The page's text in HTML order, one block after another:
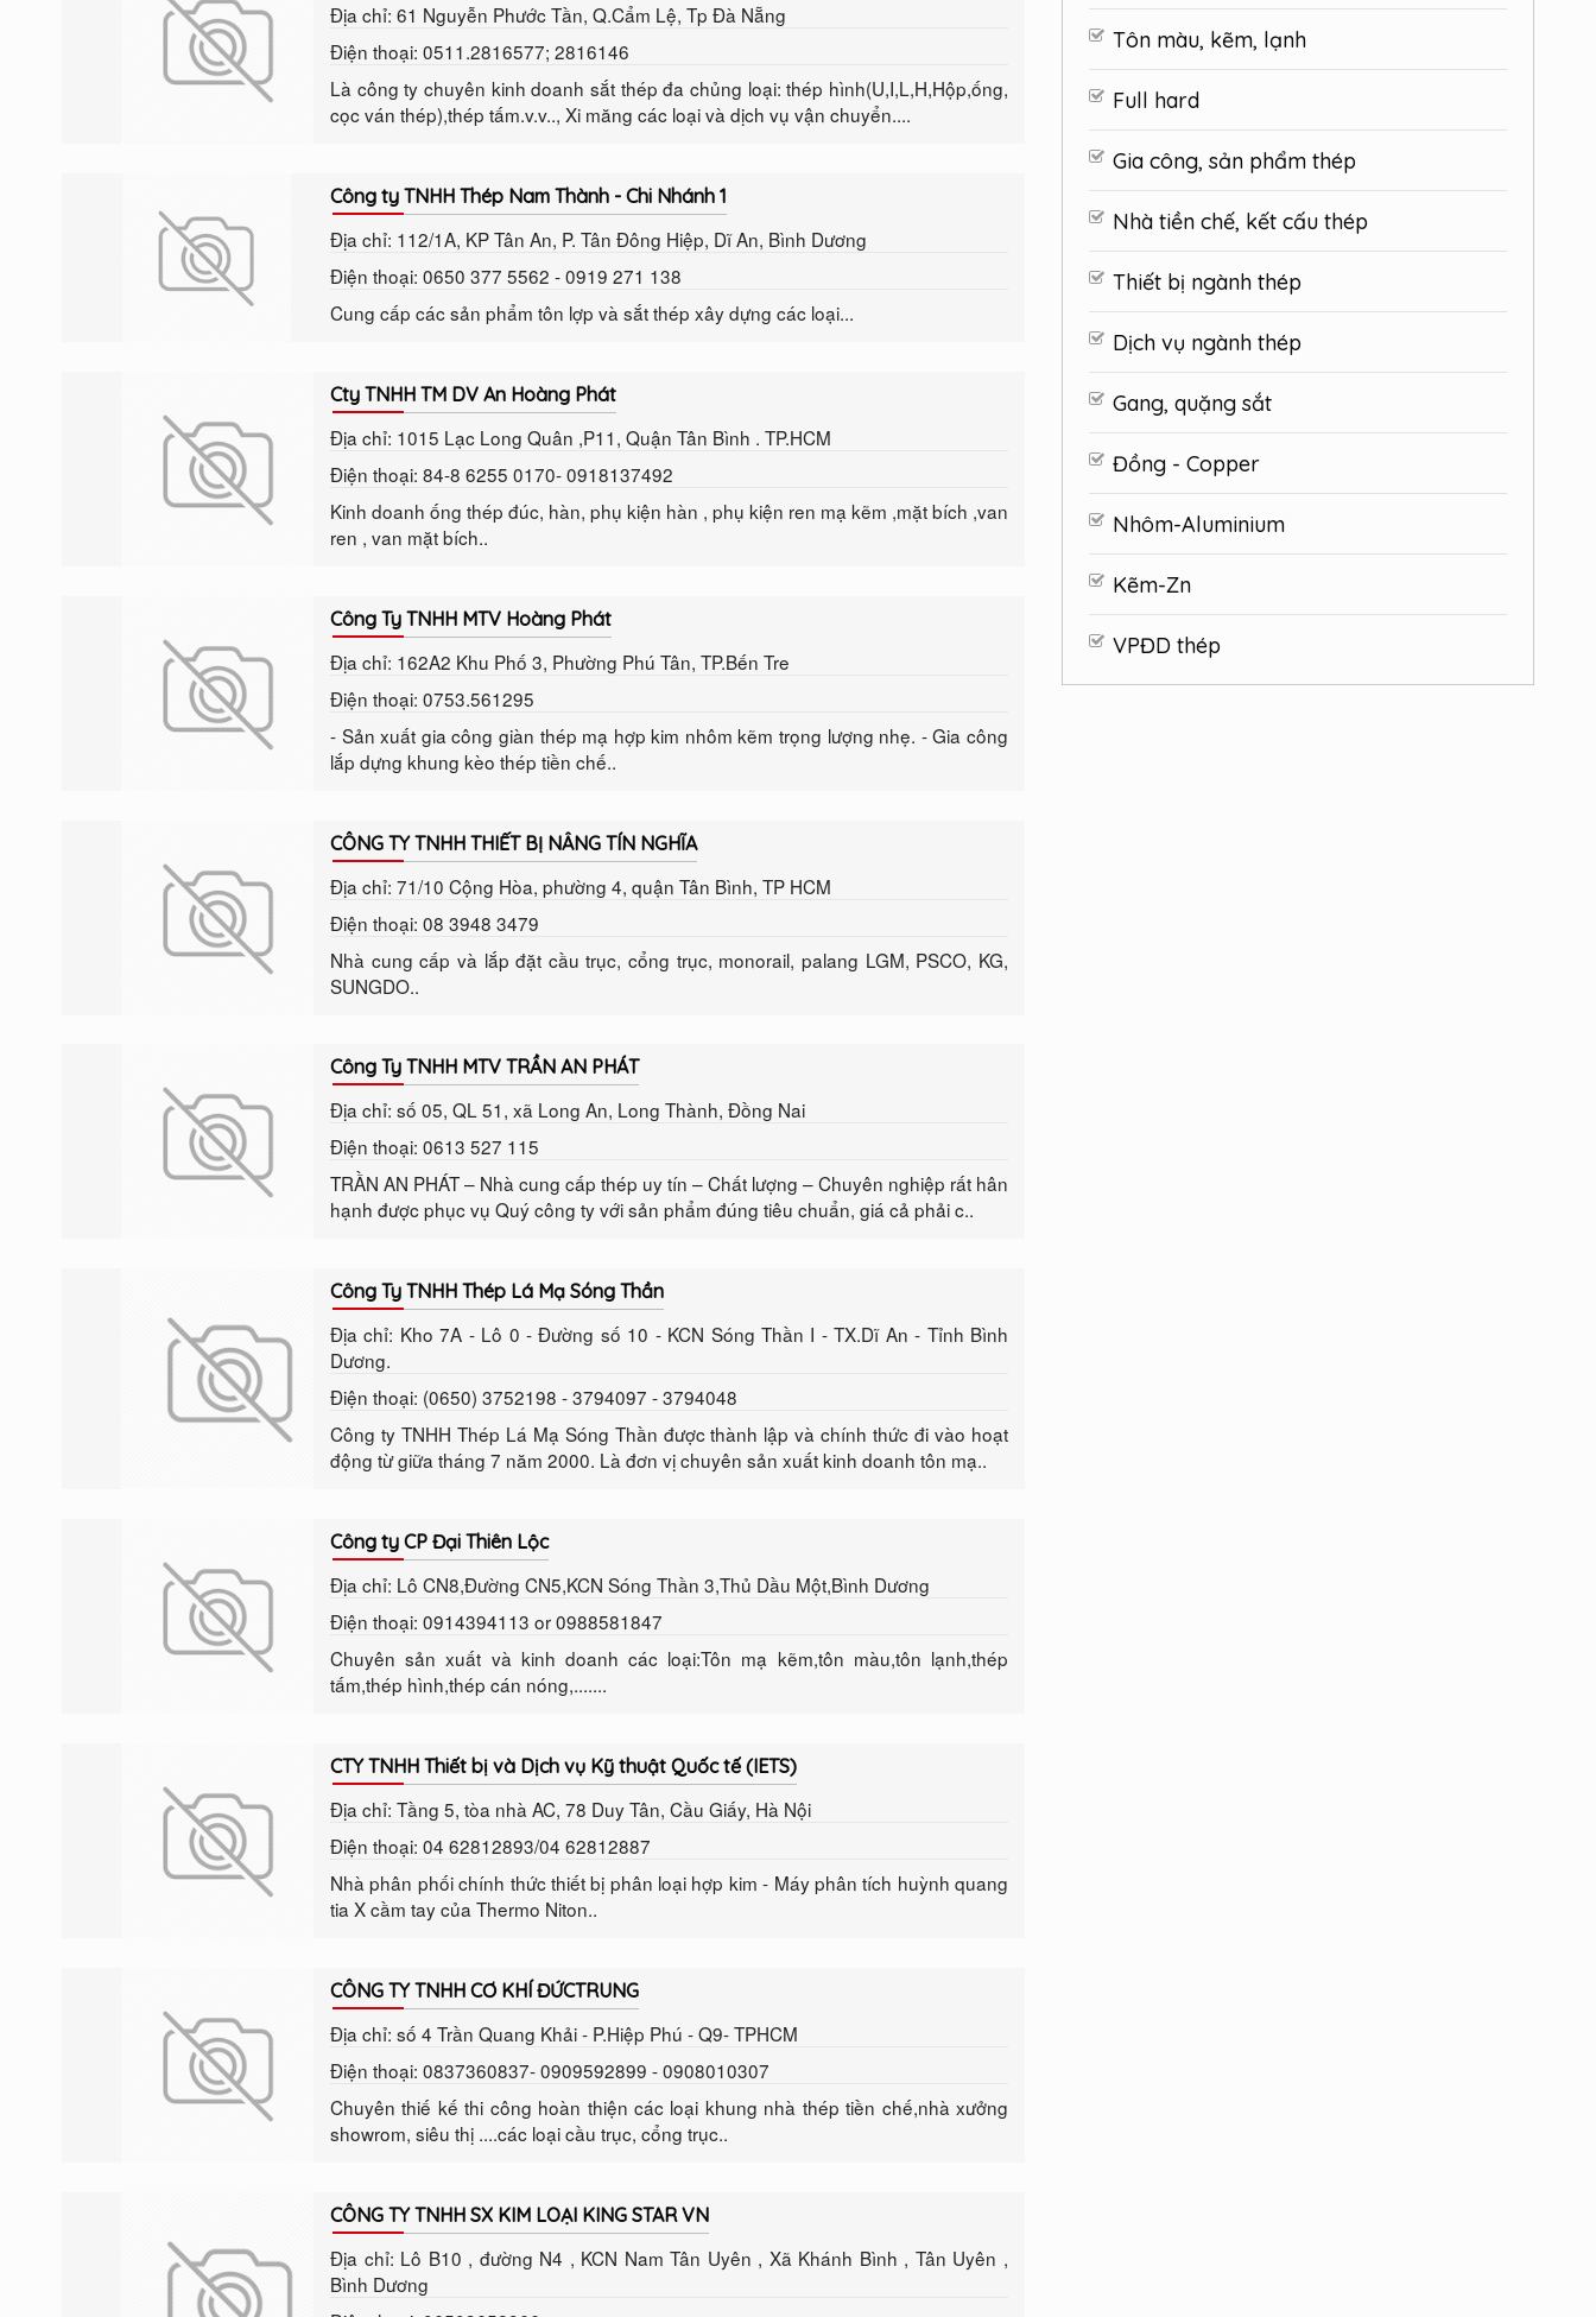
Địa chỉ: 61 Nguyễn Phước Tần, Q.Cẩm Lệ, Tp Đà Nẵng
Điện thoại: 0511.2816577; 2816146
Là công ty chuyên kinh doanh sắt thép đa chủng loại: thép hình(U,I,L,H,Hộp,ống,
cọc ván thép),thép tấm.v.v.., Xi măng các loại và dịch vụ vận chuyển....
Công ty TNHH Thép Nam Thành - Chi Nhánh 1
Địa chỉ: 112/1A, KP Tân An, P. Tân Đông Hiệp, Dĩ An, Bình Dương
Điện thoại: 0650 377 5562 - 0919 271 138
Cung cấp các sản phẩm tôn lợp và sắt thép xây dựng các loại...
Cty TNHH TM DV An Hoàng Phát
Địa chỉ: 1015 Lạc Long Quân ,P11, Quận Tân Bình . TP.HCM
Điện thoại: 84-8 6255 0170- 0918137492
Kinh doanh ống thép đúc, hàn, phụ kiện hàn , phụ kiện ren mạ kẽm ,mặt bích ,van
ren , van mặt bích..
Công Ty TNHH MTV Hoàng Phát
Địa chỉ: 162A2 Khu Phố 3, Phường Phú Tân, TP.Bến Tre
Điện thoại: 0753.561295
- Sản xuất gia công giàn thép mạ hợp kim nhôm kẽm trọng lượng nhẹ. - Gia công
lắp dựng khung kèo thép tiền chế..
CÔNG TY TNHH THIẾT BỊ NÂNG TÍN NGHĨA
Địa chỉ: 71/10 Cộng Hòa, phường 4, quận Tân Bình, TP HCM
Điện thoại: 08 3948 3479
Nhà cung cấp và lắp đặt cầu trục, cổng trục, monorail, palang LGM, PSCO, KG,
SUNGDO..
Công Ty TNHH MTV TRẦN AN PHÁT
Địa chỉ: số 05, QL 51, xã Long An, Long Thành, Đồng Nai
Điện thoại: 0613 527 115
TRẦN AN PHÁT – Nhà cung cấp thép uy tín – Chất lượng – Chuyên nghiệp rất hân
hạnh được phục vụ Quý công ty với sản phẩm đúng tiêu chuẩn, giá cả phải c..
Công Ty TNHH Thép Lá Mạ Sóng Thần
Địa chỉ: Kho 7A - Lô 0 - Đường số 10 - KCN Sóng Thần I - TX.Dĩ An - Tỉnh Bình
Dương.
Điện thoại: (0650) 3752198 - 3794097 - 3794048
Công ty TNHH Thép Lá Mạ Sóng Thần được thành lập và chính thức đi vào hoạt
động từ giữa tháng 7 năm 2000. Là đơn vị chuyên sản xuất kinh doanh tôn mạ..
Công ty CP Đại Thiên Lộc
Địa chỉ: Lô CN8,Đường CN5,KCN Sóng Thần 3,Thủ Dầu Một,Bình Dương
Điện thoại: 0914394113 or 0988581847
Chuyên sản xuất và kinh doanh các loại:Tôn mạ kẽm,tôn màu,tôn lạnh,thép
tấm,thép hình,thép cán nóng,.......
CTY TNHH Thiết bị và Dịch vụ Kỹ thuật Quốc tế (IETS)
Địa chỉ: Tầng 5, tòa nhà AC, 78 Duy Tân, Cầu Giấy, Hà Nội
Điện thoại: 04 62812893/04 62812887
Nhà phân phối chính thức thiết bị phân loại hợp kim - Máy phân tích huỳnh quang
tia X cầm tay của Thermo Niton..
CÔNG TY TNHH CƠ KHÍ ĐỨCTRUNG
Địa chỉ: số 4 Trần Quang Khải - P.Hiệp Phú - Q9- TPHCM
Điện thoại: 0837360837- 0909592899 - 0908010307
Chuyên thiế kế thi công hoàn thiện các loại khung nhà thép tiền chế,nhà xưởng
showrom, siêu thị ....các loại cầu trục, cổng trục..
CÔNG TY TNHH SX KIM LOẠI KING STAR VN
Địa chỉ: Lô B10 , đường N4 , KCN Nam Tân Uyên , Xã Khánh Bình , Tân Uyên ,
Bình Dương
Tôn màu, kẽm, lạnh
Full hard
Gia công, sản phẩm thép
Nhà tiền chế, kết cấu thép
Thiết bị ngành thép
Dịch vụ ngành thép
Gang, quặng sắt
Đồng - Copper
Nhôm-Aluminium
Kẽm-Zn
VPĐD thép